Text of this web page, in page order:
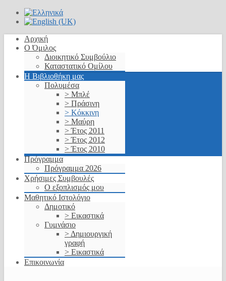
Αρχική
Ο Όμιλος
Διοικητικό Συμβούλιο
Καταστατικό Ομίλου
Η Βιβλιοθήκη μας
Πολυμέσα
> Μπλέ
> Πράσινη
> Κόκκινη
> Μαύρη
> Έτος 2011
> Έτος 2012
> Έτος 2010
Πρόγραμμα
Πρόγραμμα 2026
Χρήσιμες Συμβουλές
Ο εξοπλισμός μου
Μαθητικό Ιστολόγιο
Δημοτικό
> Εικαστικά
Γυμνάσιο
> Δημιουργική
γραφή
> Εικαστικά
Επικοινωνία